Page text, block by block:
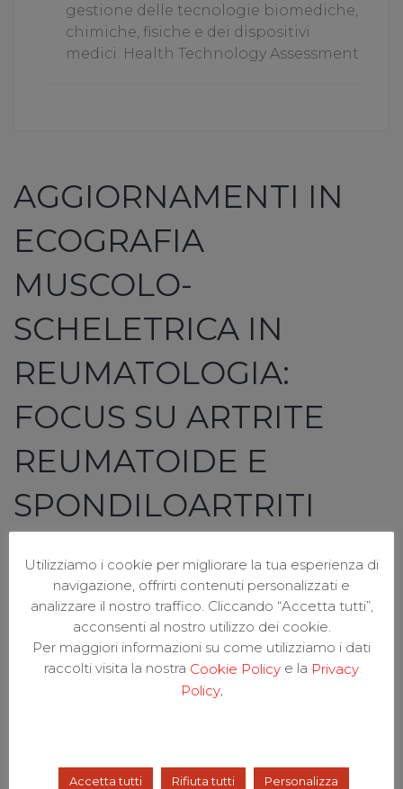
gestione delle tecnologie biomediche,
chimiche, fisiche e dei dispositivi
medici. Health Technology Assessment
AGGIORNAMENTI IN
ECOGRAFIA
MUSCOLO-
SCHELETRICA IN
REUMATOLOGIA:
FOCUS SU ARTRITE
REUMATOIDE E
SPONDILOARTRITI
Negli ultimi anni numerose evidenze
scientifiche hanno sottolineato l’utilità
dell’ecografia muscolo-scheletrica nella
pratica clinica reumatologica.onlyfans
tootiny222L’assenza di radiazioni ionizzanti
e la facile ripetibilità unitamente
all’evoluzione tecnologica, che ha reso
disponibili sul mercato macchine sempre
Utilizziamo i cookie per migliorare la tua esperienza di
navigazione, offrirti contenuti personalizzati e
analizzare il nostro traffico. Cliccando “Accetta tutti”,
acconsenti al nostro utilizzo dei cookie.
Per maggiori informazioni su come utilizziamo i dati
raccolti visita la nostra Cookie Policy e la Privacy
Policy,
Accetta tutti Rifiuta tutti Personalizza